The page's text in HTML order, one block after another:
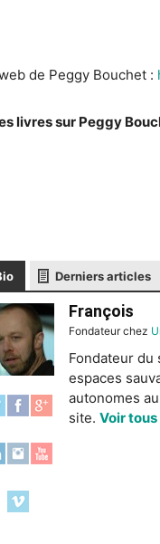
de Peggy Bouchet :
livres sur Peggy
Derniers articles
François
Fondateurchez
Fondateur du
espaces
autonomes
site. Voir